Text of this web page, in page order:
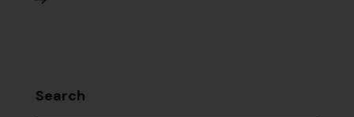
Search